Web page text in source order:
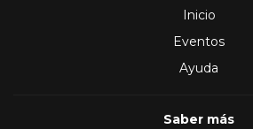
Inicio
Eventos
Ayuda
Saber más